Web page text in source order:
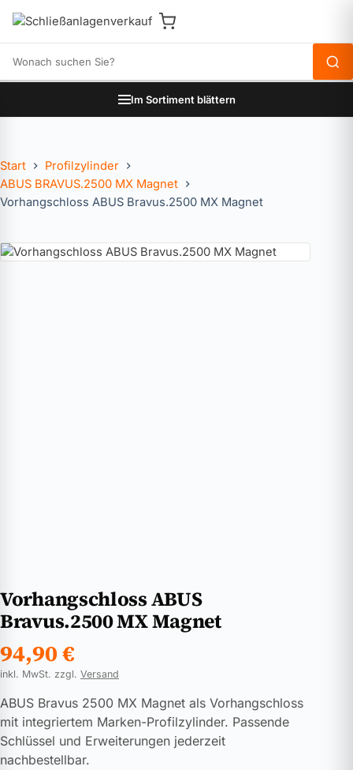
Im Sortiment blättern
Start
Profilzylinder
ABUS BRAVUS.2500 MX Magnet
Vorhangschloss ABUS Bravus.2500 MX Magnet
Vorhangschloss ABUS
Bravus.2500 MX Magnet
94,90€
inkl. MwSt. zzgl. Versand
ABUS Bravus 2500 MX Magnet als Vorhangschloss
mit integriertem Marken-Profilzylinder. Passende
Schlüssel und Erweiterungen jederzeit
nachbestellbar.